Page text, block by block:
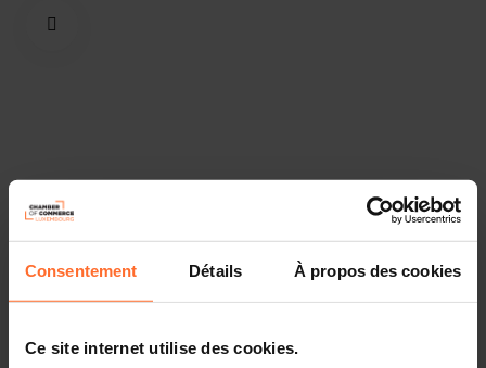
Consentement Détails À propos des cookies
Ce site internet utilise des cookies.
Partager cet article